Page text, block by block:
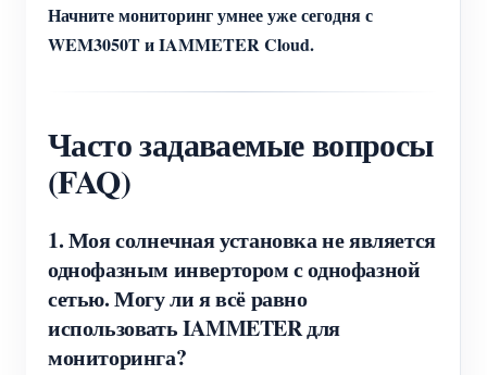
Начните мониторинг умнее уже сегодня с
WEM3050T и IAMMETER Cloud.
Часто задаваемые вопросы
(FAQ)
1. Моя солнечная установка не является
однофазным инвертором с однофазной
сетью. Могу ли я всё равно
использовать IAMMETER для
мониторинга?